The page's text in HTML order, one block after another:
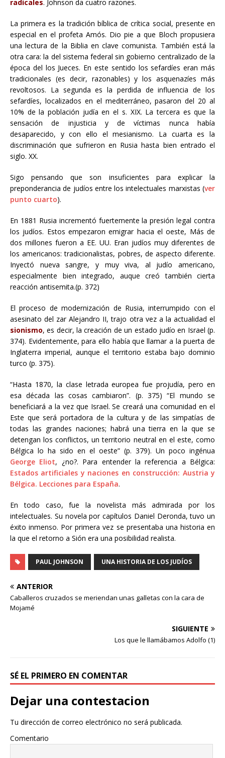
radicales. Johnson da cuatro razones.
La primera es la tradición bíblica de crítica social, presente en
especial en el profeta Amós. Dio pie a que Bloch propusiera
una lectura de la Biblia en clave comunista. También está la
otra cara: la del sistema federal sin gobierno centralizado de la
época del los Jueces. En este sentido los sefardíes eran más
tradicionales (es decir, razonables) y los asquenazíes más
revoltosos. La segunda es la perdida de influencia de los
sefardíes, localizados en el mediterráneo, pasaron del 20 al
10% de la población judía en el s. XIX. La tercera es que la
sensación de injusticia y de víctimas nunca había
desaparecido, y con ello el mesianismo. La cuarta es la
discriminación que sufrieron en Rusia hasta bien entrado el
siglo. XX.
Sigo pensando que son insuficientes para explicar la
preponderancia de judíos entre los intelectuales marxistas (ver
punto cuarto).
En 1881 Rusia incrementó fuertemente la presión legal contra
los judíos. Estos empezaron emigrar hacia el oeste, Más de
dos millones fueron a EE. UU. Eran judíos muy diferentes de
los americanos: tradicionalistas, pobres, de aspecto diferente.
Inyectó nueva sangre, y muy viva, al judío americano,
especialmente bien integrado, auque creó también cierta
reacción antisemita.(p. 372)
El proceso de modernización de Rusia, interrumpido con el
asesinato del zar Alejandro II, trajo otra vez a la actualidad el
sionismo, es decir, la creación de un estado judío en Israel (p.
374). Evidentemente, para ello había que llamar a la puerta de
Inglaterra imperial, aunque el territorio estaba bajo dominio
turco (p. 375).
“Hasta 1870, la clase letrada europea fue projudía, pero en
esa década las cosas cambiaron”. (p. 375) “El mundo se
beneficiará a la vez que Israel. Se creará una comunidad en el
Este que será portadora de la cultura y de las simpatías de
todas las grandes naciones; habrá una tierra en la que se
detengan los conflictos, un territorio neutral en el este, como
Bélgica lo ha sido en el oeste” (p. 379). Un poco ingénua
George Eliot, ¿no?. Para entender la referencia a Bélgica:
Estados artificiales y naciones en construcción: Austria y
Bélgica. Lecciones para España.
En todo caso, fue la novelista más admirada por los
intelectuales. Su novela por capítulos Daniel Deronda, tuvo un
éxito inmenso. Por primera vez se presentaba una historia en
la que el retorno a Sión era una posibilidad realista.
PAUL JOHNSON UNA HISTORIA DE LOS JUDÍOS
ANTERIOR
Caballeros cruzados se meriendan unas galletas con la cara de
Mojamé
SIGUIENTE
Los que le llamábamos Adolfo (1)
SÉ EL PRIMERO EN COMENTAR
Dejar una contestacion
Tu dirección de correo electrónico no será publicada.
Comentario